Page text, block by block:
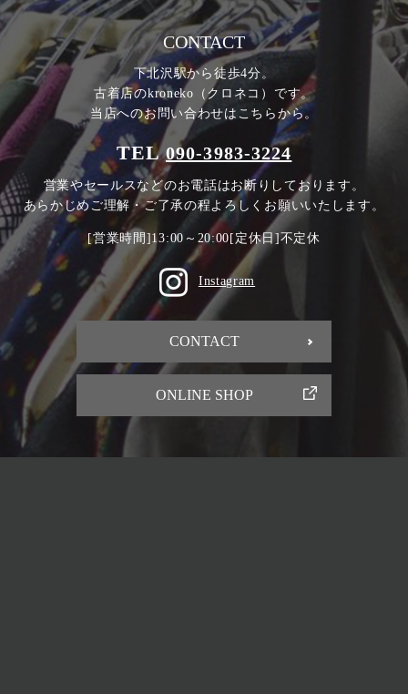
CONTACT
下北沢駅から徒歩4分。
古着店のkroneko（クロネコ）です。
当店へのお問い合わせはこちらから。
TEL090-3983-3224
営業やセールスなどのお電話はお断りしております。
あらかじめご理解・ご了承の程よろしくお願いいたします。
[営業時間]13:00～20:00[定休日]不定休
Instagram
CONTACT
ONLINE SHOP